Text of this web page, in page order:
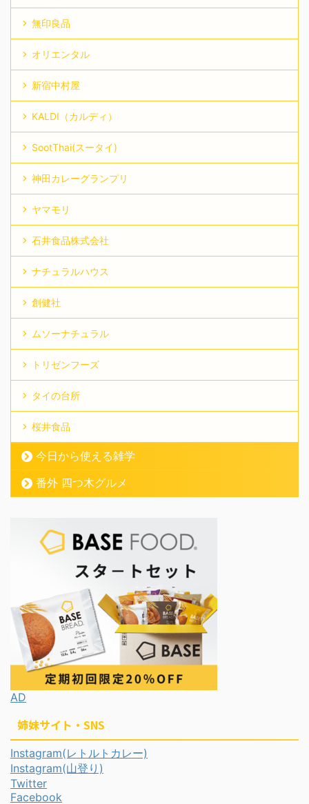
無印良品
オリエンタル
新宿中村屋
KALDI（カルディ）
SootThai(スータイ)
神田カレーグランプリ
ヤマモリ
石井食品株式会社
ナチュラルハウス
創健社
ムソーナチュラル
トリゼンフーズ
タイの台所
桜井食品
今日から使える雑学
番外 四つ木グルメ
AD
姉妹サイト・SNS
Instagram(レトルトカレー)
Instagram(山登り)
Twitter
Facebook